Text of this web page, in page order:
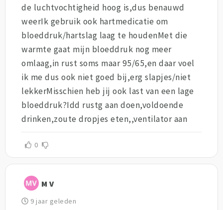
de luchtvochtigheid hoog is,dus benauwd
weerIk gebruik ook hartmedicatie om
bloeddruk/hartslag laag te houdenMet die
warmte gaat mijn bloeddruk nog meer
omlaag,in rust soms maar 95/65,en daar voel
ik me dus ook niet goed bij,erg slapjes/niet
lekkerMisschien heb jij ook last van een lage
bloeddruk?Idd rustg aan doen,voldoende
drinken,zoute dropjes eten,,ventilator aan
0
M V
9 jaar geleden